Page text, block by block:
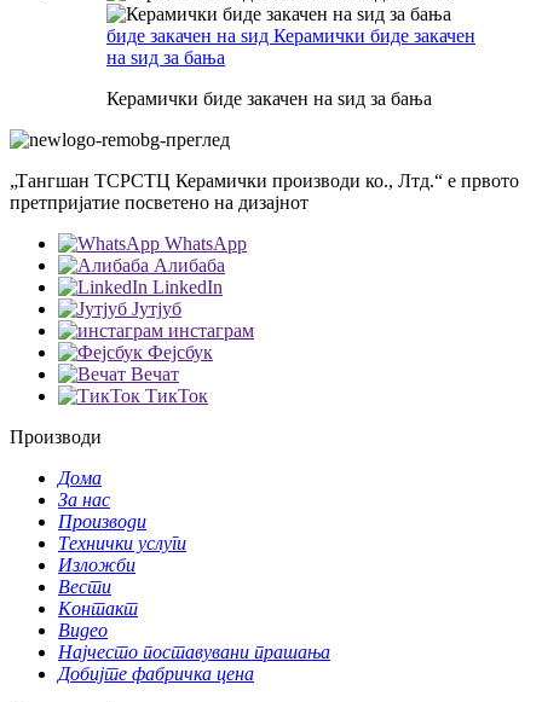
биде закачен на ѕид Керамички биде закачен
на ѕид за бања
Керамички биде закачен на ѕид за бања
„Тангшан ТСРСТЦ Керамички производи ко., Лтд.“ е првото
претпријатие посветено на дизајнот
WhatsApp
Алибаба
LinkedIn
Јутјуб
инстаграм
Фејсбук
Вечат
ТикТок
Производи
Дома
За нас
Производи
Технички услуги
Изложби
Вести
Контакт
Видео
Најчесто поставувани прашања
Добијте фабричка цена